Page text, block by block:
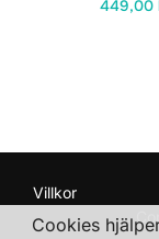
449,00
Villkor
Cookies